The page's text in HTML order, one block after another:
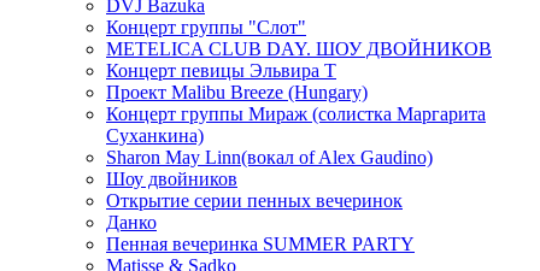
DVJ Bazuka
Концерт группы "Слот"
METELICA CLUB DAY. ШОУ ДВОЙНИКОВ
Концерт певицы Эльвира Т
Проект Malibu Breeze (Hungary)
Концерт группы Мираж (солистка Маргарита
Суханкина)
Sharon May Linn(вокал of Alex Gaudino)
Шоу двойников
Открытие серии пенных вечеринок
Данко
Пенная вечеринка SUMMER PARTY
Matisse & Sadko